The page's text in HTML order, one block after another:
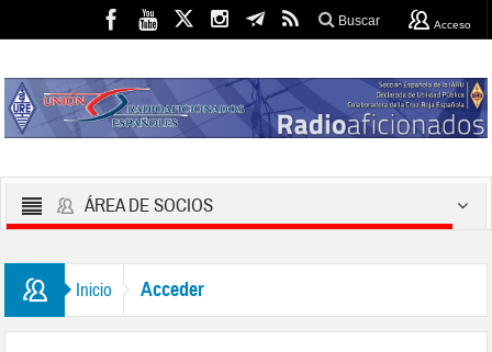
Buscar Acceso
ÁREA DE SOCIOS
Inicio Acceder